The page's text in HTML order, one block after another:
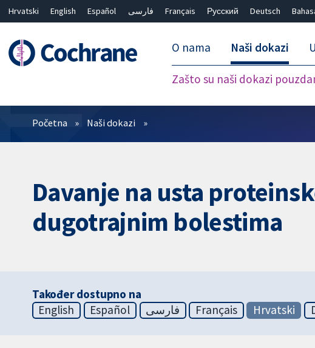
Hrvatski English Español فارسی Français Русский Deutsch
O nama Naši dokazi
Zašto su naši dokazi
Prečistači
Početna Naši dokazi
Davanje na usta
dugotrajnim bolestima
Također dostupno na
English
Español فارسی Français Hrvatski